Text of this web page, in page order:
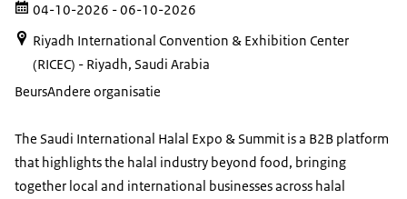
04-10-2026 - 06-10-2026
Riyadh International Convention & Exhibition Center
(RICEC) - Riyadh, Saudi Arabia
BeursAndere organisatie
The Saudi International Halal Expo & Summit is a B2B platform
that highlights the halal industry beyond food, bringing
together local and international businesses across halal